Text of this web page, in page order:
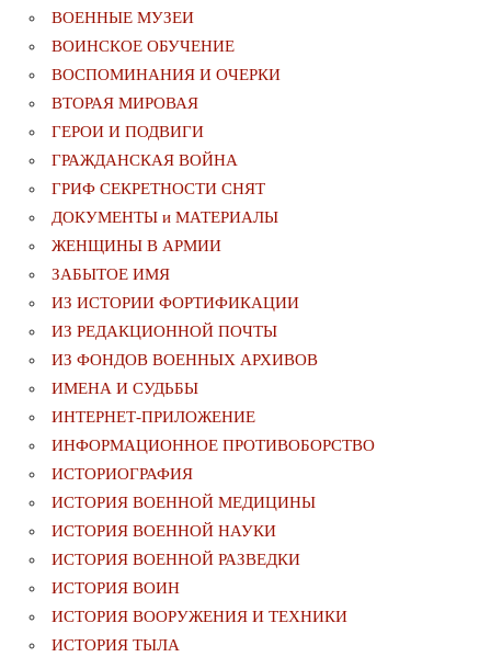
ВОЕННЫЕ МУЗЕИ
ВОИНСКОЕ ОБУЧЕНИЕ
ВОСПОМИНАНИЯ И ОЧЕРКИ
ВТОРАЯ МИРОВАЯ
ГЕРОИ И ПОДВИГИ
ГРАЖДАНСКАЯ ВОЙНА
ГРИФ СЕКРЕТНОСТИ СНЯТ
ДОКУМЕНТЫ и МАТЕРИАЛЫ
ЖЕНЩИНЫ В АРМИИ
ЗАБЫТОЕ ИМЯ
ИЗ ИСТОРИИ ФОРТИФИКАЦИИ
ИЗ РЕДАКЦИОННОЙ ПОЧТЫ
ИЗ ФОНДОВ ВОЕННЫХ АРХИВОВ
ИМЕНА И СУДЬБЫ
ИНТЕРНЕТ-ПРИЛОЖЕНИЕ
ИНФОРМАЦИОННОЕ ПРОТИВОБОРСТВО
ИСТОРИОГРАФИЯ
ИСТОРИЯ ВОЕННОЙ МЕДИЦИНЫ
ИСТОРИЯ ВОЕННОЙ НАУКИ
ИСТОРИЯ ВОЕННОЙ РАЗВЕДКИ
ИСТОРИЯ ВОИН
ИСТОРИЯ ВООРУЖЕНИЯ И ТЕХНИКИ
ИСТОРИЯ ТЫЛА